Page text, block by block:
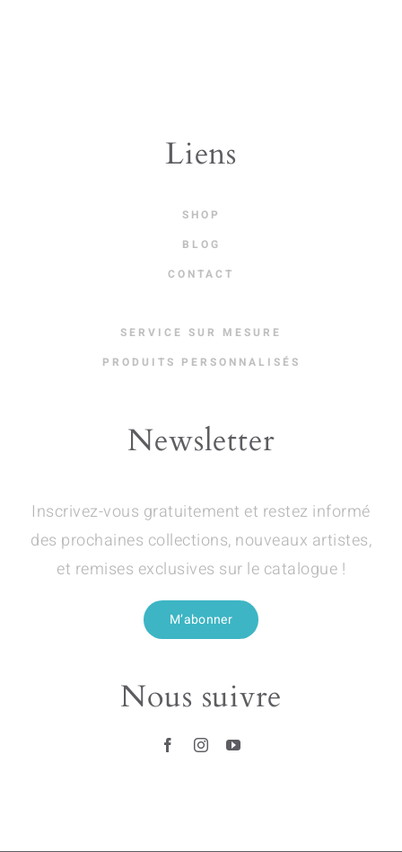
Liens
SHOP
BLOG
CONTACT
SERVICE SUR MESURE
PRODUITS PERSONNALISÉS
Newsletter
Inscrivez-vous gratuitement et restez informé
des prochaines collections, nouveaux artistes,
et remises exclusives sur le catalogue !
M’abonner
Nous suivre